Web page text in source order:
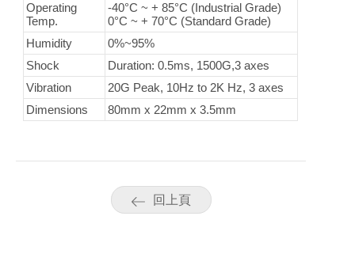
Operating
Temp.
-40°C ~ + 85°C (Industrial Grade)
0°C ~ + 70°C (Standard Grade)
Humidity
0%~95%
Shock
Duration: 0.5ms, 1500G,3 axes
Vibration
20G Peak, 10Hz to 2K Hz, 3 axes
Dimensions
80mm x 22mm x 3.5mm
回上頁